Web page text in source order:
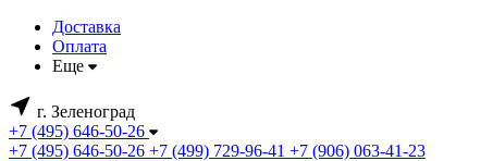
Доставка
Оплата
Еще
г. Зеленоград
+7 (495) 646-50-26
+7 (495) 646-50-26 +7 (499) 729-96-41 +7 (906) 063-41-23